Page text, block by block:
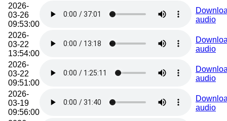
2026-
03-26
09:53:00
audio
2026-
03-22
13:54:00
audio
2026-
03-22
09:51:00
audio
2026-
03-19
09:56:00
audio